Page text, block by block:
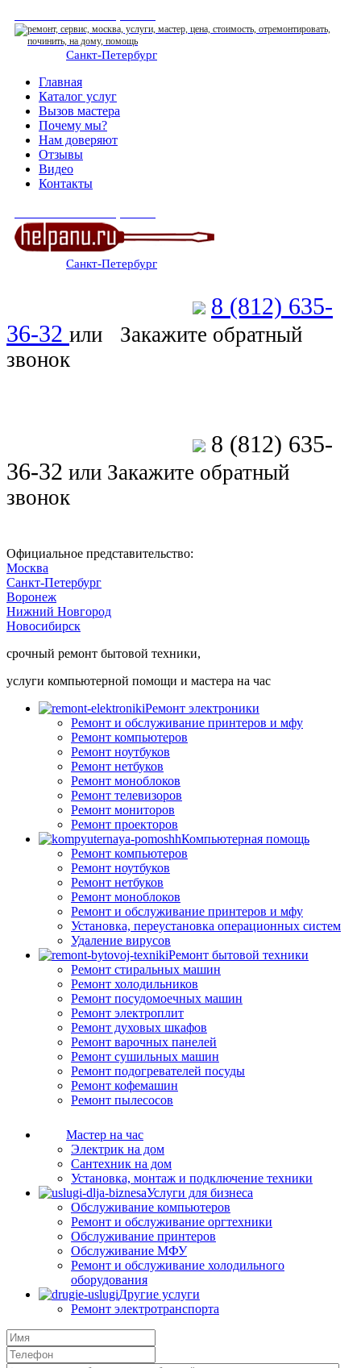
Санкт-Петербург
Главная
Каталог услуг
Вызов мастера
Почему мы?
Нам доверяют
Отзывы
Видео
Контакты
Санкт-Петербург
8 (812) 635-
36-32 или
Закажите обратный
звонок
8 (812) 635-
36-32 или Закажите обратный
звонок
Официальное представительство:
Москва
Санкт-Петербург
Воронеж
Нижний Новгород
Новосибирск
срочный ремонт бытовой техники,
услуги компьютерной помощи и мастера на час
Ремонт электроники
Ремонт и обслуживание принтеров и мфу
Ремонт компьютеров
Ремонт ноутбуков
Ремонт нетбуков
Ремонт моноблоков
Ремонт телевизоров
Ремонт мониторов
Ремонт проекторов
Компьютерная помощь
Ремонт компьютеров
Ремонт ноутбуков
Ремонт нетбуков
Ремонт моноблоков
Ремонт и обслуживание принтеров и мфу
Установка, переустановка операционных систем
Удаление вирусов
Ремонт бытовой техники
Ремонт стиральных машин
Ремонт холодильников
Ремонт посудомоечных машин
Ремонт электроплит
Ремонт духовых шкафов
Ремонт варочных панелей
Ремонт сушильных машин
Ремонт подогревателей посуды
Ремонт кофемашин
Ремонт пылесосов
Мастер на час
Электрик на дом
Сантехник на дом
Установка, монтаж и подключение техники
Услуги для бизнеса
Обслуживание компьютеров
Ремонт и обслуживание оргтехники
Обслуживание принтеров
Обслуживание МФУ
Ремонт и обслуживание холодильного
оборудования
Другие услуги
Ремонт электротранспорта